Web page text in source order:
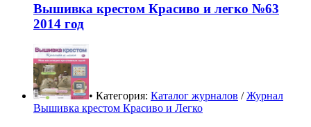
Вышивка крестом Красиво и легко №63
2014 год
• Категория: Каталог журналов /Журнал
Вышивка крестом Красиво и Легко